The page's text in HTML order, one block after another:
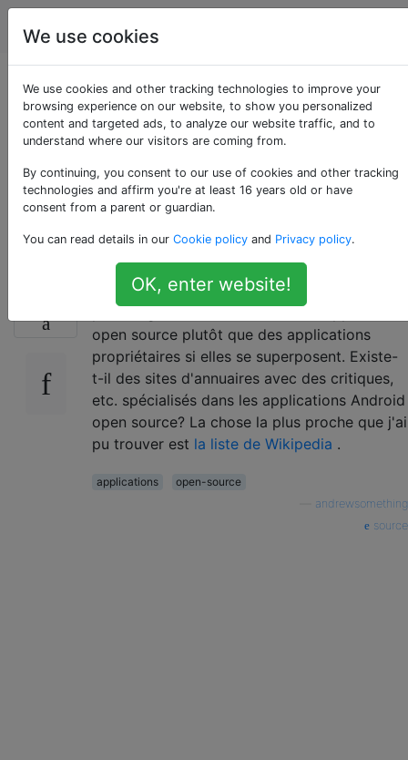
Android
Où puis-je trouver
des applications
Android open
source?
Je ne suis pas un zélé open source, mais je
préfère généralement utiliser des applications
open source plutôt que des applications
propriétaires si elles se superposent. Existe-
t-il des sites d'annuaires avec des critiques,
etc. spécialisés dans les applications Android
open source? La chose la plus proche que j'ai
pu trouver est la liste de Wikipedia .
applications
open-source
andrewsomething
source
We use cookies
We use cookies and other tracking technologies to improve your
browsing experience on our website, to show you personalized
content and targeted ads, to analyze our website traffic, and to
understand where our visitors are coming from.
By continuing, you consent to our use of cookies and other tracking
technologies and affirm you're at least 16 years old or have
consent from a parent or guardian.
You can read details in our Cookie policy and Privacy policy.
OK, enter website!